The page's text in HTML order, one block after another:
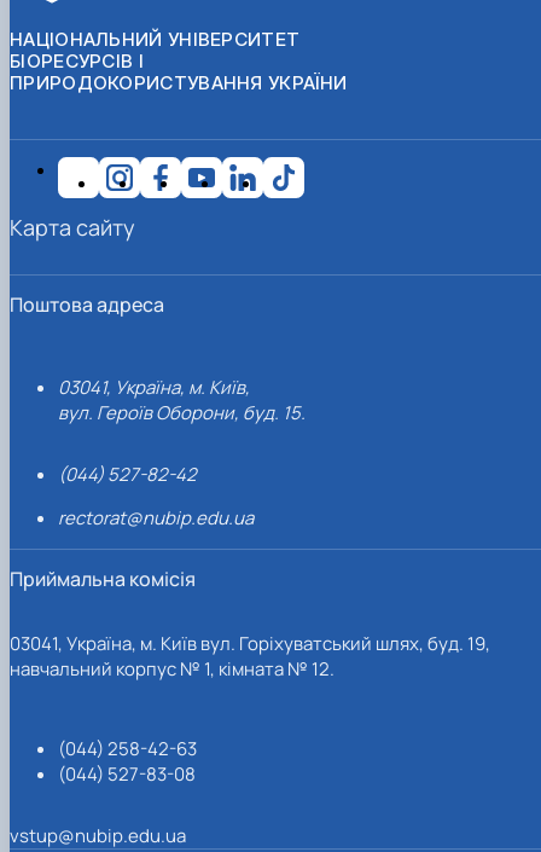
НАЦІОНАЛЬНИЙ УНІВЕРСИТЕТ
БІОРЕСУРСІВ І
ПРИРОДОКОРИСТУВАННЯ УКРАЇНИ
Поштова адреса
03041, Україна, м. Київ,
вул. Героїв Оборони, буд. 15.
(044) 527-82-42
rectorat@nubip.edu.ua
Приймальна комісія
03041, Україна, м. Київ вул. Горіхуватський шлях, буд. 19,
навчальний корпус № 1, кімната № 12.
(044) 258-42-63
(044) 527-83-08
vstup@nubip.edu.ua
Карта сайту